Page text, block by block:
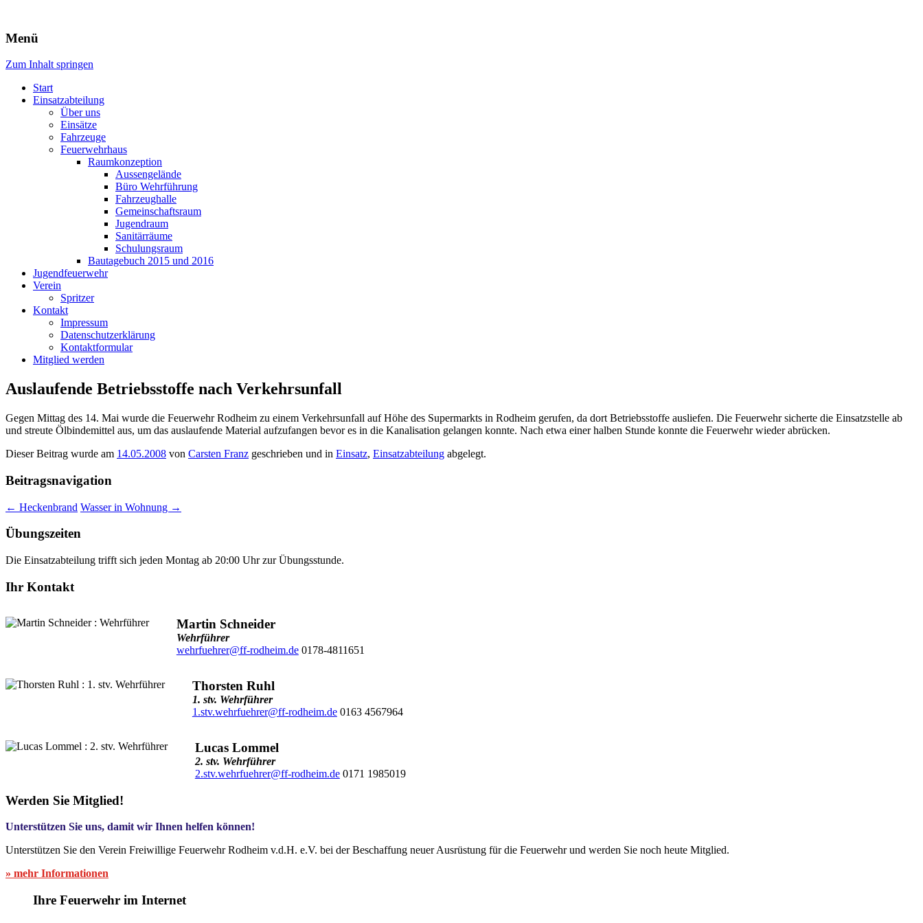
Freiwillige Feuerwehr Rodheim v.d.H.
Menü
Zum Inhalt springen
Start
Einsatzabteilung
Über uns
Einsätze
Fahrzeuge
Feuerwehrhaus
Raumkonzeption
Aussengelände
Büro Wehrführung
Fahrzeughalle
Gemeinschaftsraum
Jugendraum
Sanitärräume
Schulungsraum
Bautagebuch 2015 und 2016
Jugendfeuerwehr
Verein
Spritzer
Kontakt
Impressum
Datenschutzerklärung
Kontaktformular
Mitglied werden
Auslaufende Betriebsstoffe nach Verkehrsunfall
Gegen Mittag des 14. Mai wurde die Feuerwehr Rodheim zu einem Verkehrsunfall auf Höhe des Supermarkts in Rodheim gerufen, da dort Betriebsstoffe ausliefen. Die Feuerwehr sicherte die Einsatzstelle ab
und streute Ölbindemittel aus, um das auslaufende Material aufzufangen bevor es in die Kanalisation gelangen konnte. Nach etwa einer halben Stunde konnte die Feuerwehr wieder abrücken.
Dieser Beitrag wurde am 14.05.2008 von Carsten Franz geschrieben und in Einsatz, Einsatzabteilung abgelegt.
Beitragsnavigation
← Heckenbrand Wasser in Wohnung →
Übungszeiten
Die Einsatzabteilung trifft sich jeden Montag ab 20:00 Uhr zur Übungsstunde.
Ihr Kontakt
Martin Schneider
Wehrführer
wehrfuehrer@ff-rodheim.de0178-4811651
Thorsten Ruhl
1. stv. Wehrführer
1.stv.wehrfuehrer@ff-rodheim.de0163 4567964
Lucas Lommel
2. stv. Wehrführer
2.stv.wehrfuehrer@ff-rodheim.de0171 1985019
Werden Sie Mitglied!
Unterstützen Sie uns, damit wir Ihnen helfen können!
Unterstützen Sie den Verein Freiwillige Feuerwehr Rodheim v.d.H. e.V. bei der Beschaffung neuer Ausrüstung für die Feuerwehr und werden Sie noch heute Mitglied.
» mehr Informationen
Ihre Feuerwehr im Internet